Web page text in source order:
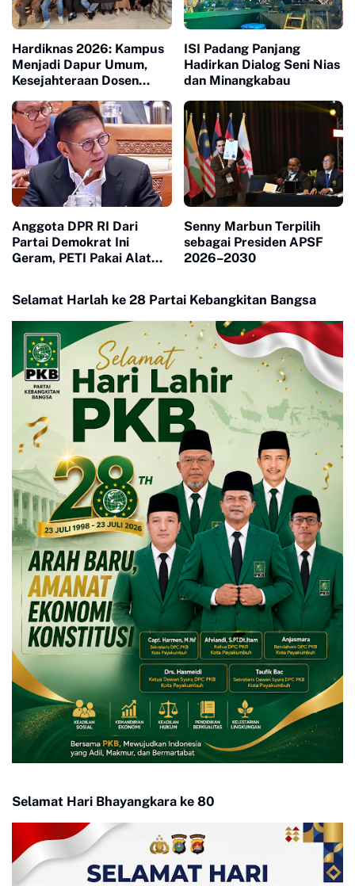
Hardiknas 2026: Kampus
Menjadi Dapur Umum,
Kesejahteraan Dosen
ISI Padang Panjang
Hadirkan Dialog Seni Nias
dan Minangkabau
Anggota DPR RI Dari
Partai Demokrat Ini
Geram, PETI Pakai Alat
Senny Marbun Terpilih
sebagai Presiden APSF
2026–2030
Selamat Harlah ke 28 Partai Kebangkitan Bangsa
Selamat Hari Bhayangkara ke 80